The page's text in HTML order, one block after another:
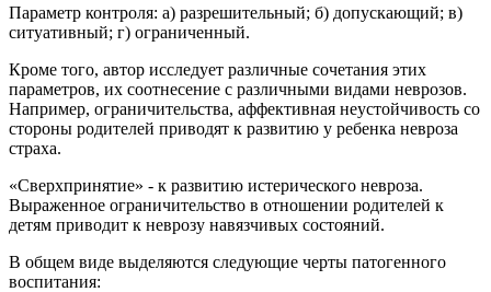
Параметр контроля: а) разрешительный; б) допускающий; в)
ситуативный; г) ограниченный.
Кроме того, автор исследует различные сочетания этих
параметров, их соотнесение с различными видами неврозов.
Например, ограничительства, аффективная неустойчивость со
стороны родителей приводят к развитию у ребенка невроза
страха.
«Сверхпринятие» - к развитию истерического невроза.
Выраженное ограничительство в отношении родителей к
детям приводит к неврозу навязчивых состояний.
В общем виде выделяются следующие черты патогенного
воспитания: